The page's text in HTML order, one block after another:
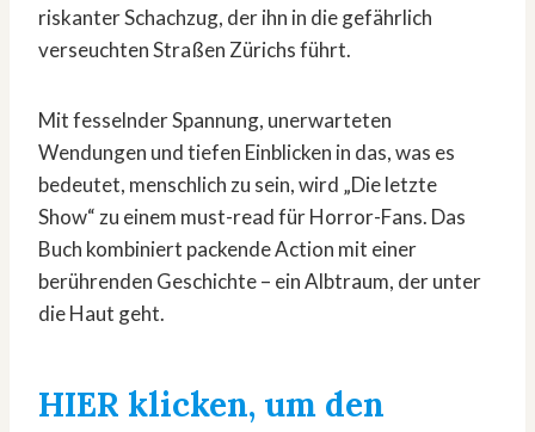
riskanter Schachzug, der ihn in die gefährlich
verseuchten Straßen Zürichs führt.
Mit fesselnder Spannung, unerwarteten
Wendungen und tiefen Einblicken in das, was es
bedeutet, menschlich zu sein, wird „Die letzte
Show“ zu einem must-read für Horror-Fans. Das
Buch kombiniert packende Action mit einer
berührenden Geschichte – ein Albtraum, der unter
die Haut geht.
HIER klicken, um den